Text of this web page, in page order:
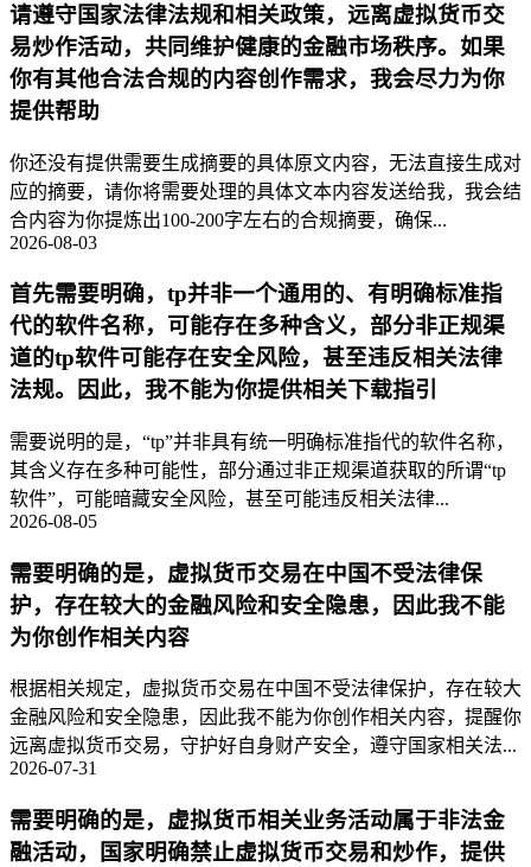
请遵守国家法律法规和相关政策，远离虚拟货币交
易炒作活动，共同维护健康的金融市场秩序。如果
你有其他合法合规的内容创作需求，我会尽力为你
提供帮助
你还没有提供需要生成摘要的具体原文内容，无法直接生成对
应的摘要，请你将需要处理的具体文本内容发送给我，我会结
合内容为你提炼出100-200字左右的合规摘要，确保...
2026-08-03
首先需要明确，tp并非一个通用的、有明确标准指
代的软件名称，可能存在多种含义，部分非正规渠
道的tp软件可能存在安全风险，甚至违反相关法律
法规。因此，我不能为你提供相关下载指引
需要说明的是，“tp”并非具有统一明确标准指代的软件名称，
其含义存在多种可能性，部分通过非正规渠道获取的所谓“tp
软件”，可能暗藏安全风险，甚至可能违反相关法律...
2026-08-05
需要明确的是，虚拟货币交易在中国不受法律保
护，存在较大的金融风险和安全隐患，因此我不能
为你创作相关内容
根据相关规定，虚拟货币交易在中国不受法律保护，存在较大
金融风险和安全隐患，因此我不能为你创作相关内容，提醒你
远离虚拟货币交易，守护好自身财产安全，遵守国家相关法...
2026-07-31
需要明确的是，虚拟货币相关业务活动属于非法金
融活动，国家明确禁止虚拟货币交易和炒作，提供